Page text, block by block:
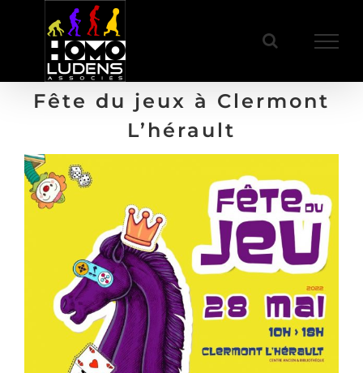
contenu
Fête du jeux à Clermont
L’hérault